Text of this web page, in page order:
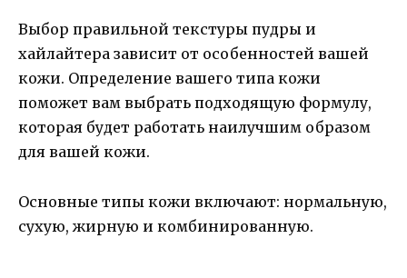
Выбор правильной текстуры пудры и
хайлайтера зависит от особенностей вашей
кожи. Определение вашего типа кожи
поможет вам выбрать подходящую формулу,
которая будет работать наилучшим образом
для вашей кожи.
Основные типы кожи включают: нормальную,
сухую, жирную и комбинированную.